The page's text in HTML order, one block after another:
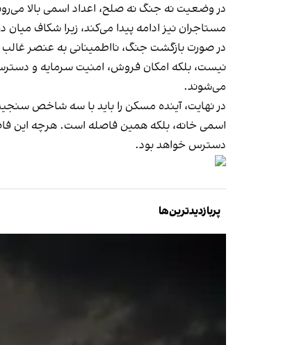
در وضعیت نه جنگ نه صلح، اعداد اسمی بالا
مستاجران نیز ادامه پیدا می‌کند، زیرا شکاف
در صورت بازگشت جنگ، نااطمینانی به عنصر
نیست، بلکه امکان فروش، امنیت سرمایه و
می‌شوند.
در نهایت، آینده مسکن را باید با سه شاخص
اسمی خانه، بلکه همین فاصله است. هرچه این
دسترس خواهد بود.
پربازدیدترین‌ها